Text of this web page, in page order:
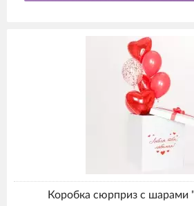
Коробка сюрприз с